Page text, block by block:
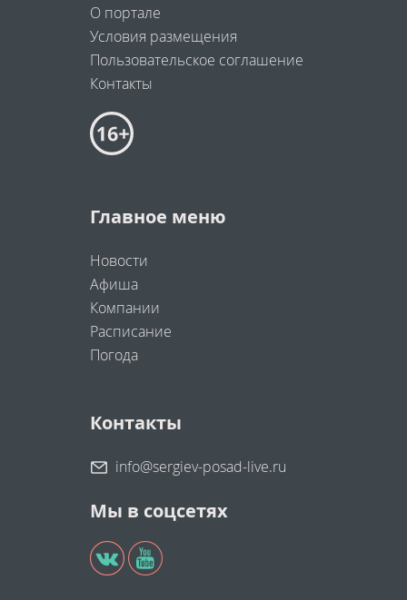
О портале
Условия размещения
Пользовательское соглашение
Контакты
Главное меню
Новости
Афиша
Компании
Расписание
Погода
Контакты
info@sergiev-posad-live.ru
Мы в соцсетях